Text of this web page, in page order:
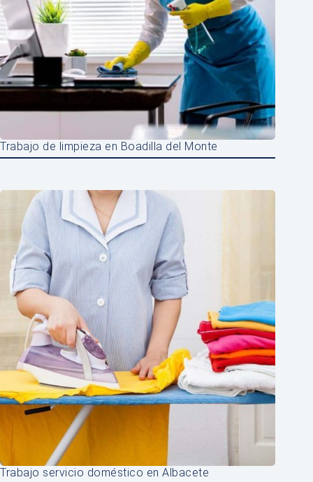
Trabajo de limpieza en Boadilla del Monte
Trabajo servicio doméstico en Albacete